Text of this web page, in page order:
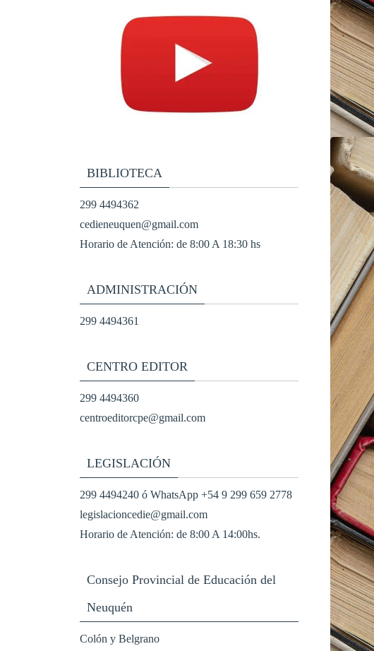
BIBLIOTECA
299 4494362
cedieneuquen@gmail.com
Horario de Atención: de 8:00 A 18:30 hs
ADMINISTRACIÓN
299 4494361
CENTRO EDITOR
299 4494360
centroeditorcpe@gmail.com
LEGISLACIÓN
299 4494240 ó WhatsApp +54 9 299 659 2778
legislacioncedie@gmail.com
Horario de Atención: de 8:00 A 14:00hs.
Consejo Provincial de Educación del
Neuquén
Colón y Belgrano